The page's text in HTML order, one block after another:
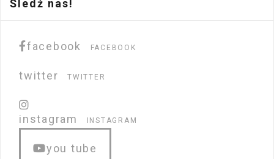
Śledź nas!
facebook FACEBOOK
twitter TWITTER
instagram INSTAGRAM
you tube